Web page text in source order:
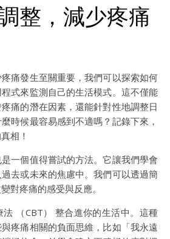
整，減少疼痛
痛發生至關重要，我們可以探索如何
式來監測自己的生活模式。這不僅能
痛的潛在因素，還能針對性地調整日
時候最容易感到不適嗎？記錄下來，
相！
一個值得嘗試的方法。它讓我們學會
去或未來的焦慮中。我們可以透過簡
對疼痛的感受與反應。
（CBT） 整合進你的生活中。這種
疼痛相關的負面思維，比如「我永遠